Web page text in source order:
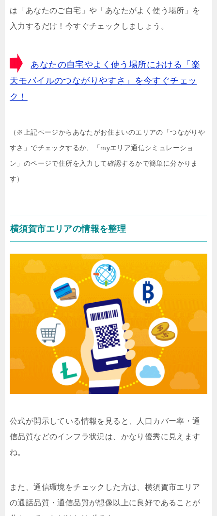
は「あなたのご自宅」や「あなたがよく使う場所」を
入力するだけ！今すぐチェックしましょう。
あなたの自宅やよく使う場所における「楽
天モバイルのつながりやすさ」を今すぐチェッ
ク！
（※上記ページからあなたがお住まいのエリアの「つながりや
すさ」でチェックするか、「myエリア通信シミュレーショ
ン」のページで住所を入力して確認するかで簡単に分かりま
す）
横須賀市エリアの情報を整理
公式が開示している情報を見ると、人口カバー率・通
信品質などのインフラ状況は、かなり優秀に見えます
ね。
また、通信環境をチェックした方は、横須賀市エリア
の通話品質・通信品質が想像以上に良好であることが